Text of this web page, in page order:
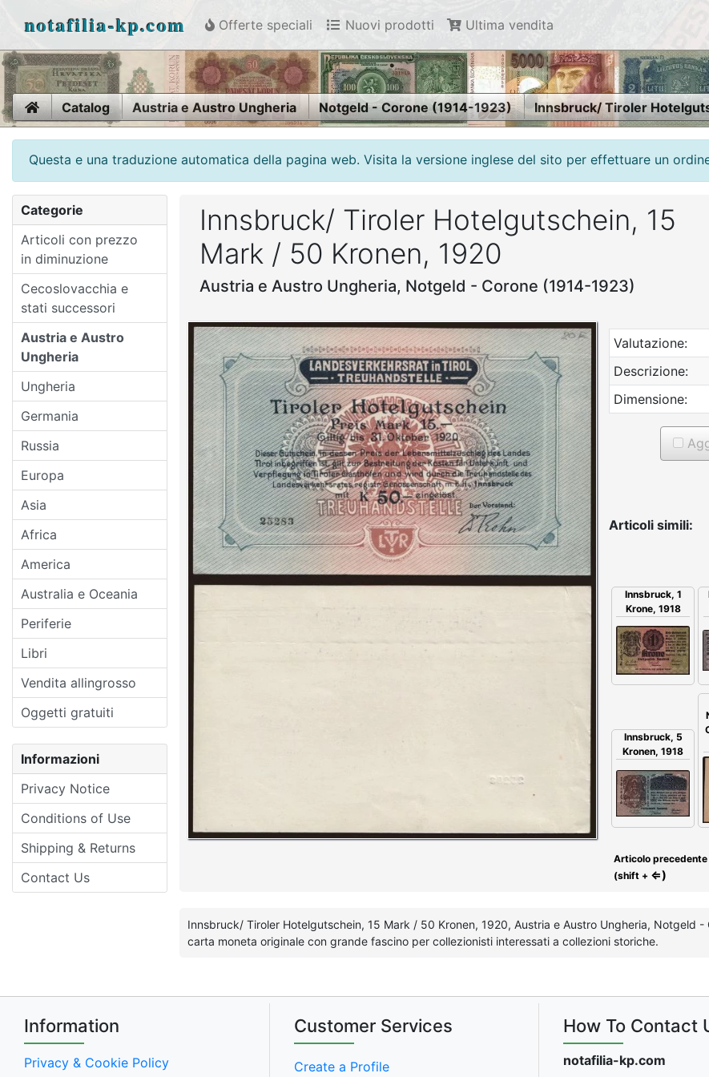
notafilia-kp.com Offerte speciali Nuovi prodotti Ultima vendita
HomeCatalog Austria e Austro Ungheria Notgeld - Corone (1914-1923) Innsbruck/ Tiroler
Questa e una traduzione automatica della pagina web. Visita la versione inglese del sito per effettuare un
Categorie
Articoli con prezzo
in diminuzione
Cecoslovacchia e
stati successori
Austria e Austro
Ungheria
Ungheria
Germania
Russia
Europa
Asia
Africa
America
Australia e Oceania
Periferie
Libri
Vendita allingrosso
Oggetti gratuiti
Informazioni
Privacy Notice
Conditions of Use
Shipping & Returns
Contact Us
Innsbruck/ Tiroler Hotelgutschein, 15
Mark / 50 Kronen, 1920
Austria e Austro Ungheria, Notgeld - Corone (1914-1923)
Valutazione:
Descrizione:
Dimensione:
Articoli simili:
Innsbruck, 1
Krone, 1918
Innsbruck, 5
Kronen, 1918
Articolo precedente
(shift + ⇐)
Innsbruck/ Tiroler Hotelgutschein, 15 Mark / 50 Kronen, 1920, Austria e Austro Ungheria, Notgeld
carta moneta originale con grande fascino per collezionisti interessati a collezioni storiche.
Information
Privacy & Cookie Policy
Customer Services
Create a Profile
How To Contact
notafilia-kp.com